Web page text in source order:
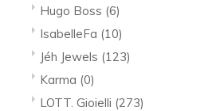
Hugo Boss (6)
IsabelleFa (10)
Jéh Jewels (123)
Karma (0)
LOTT. Gioielli (273)